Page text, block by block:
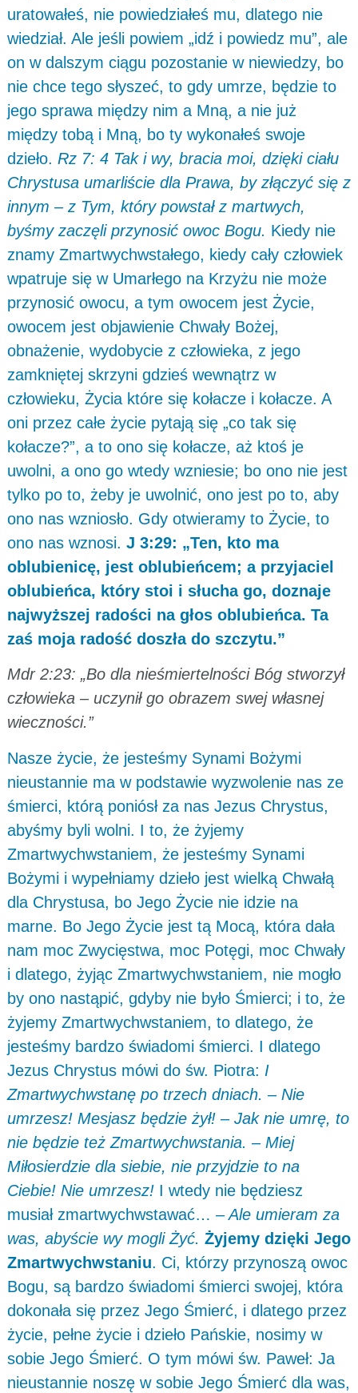
uratowałeś, nie powiedziałeś mu, dlatego nie
wiedział. Ale jeśli powiem „idź i powiedz mu”, ale
on w dalszym ciągu pozostanie w niewiedzy, bo
nie chce tego słyszeć, to gdy umrze, będzie to
jego sprawa między nim a Mną, a nie już
między tobą i Mną, bo ty wykonałeś swoje
dzieło. Rz 7: 4 Tak i wy, bracia moi, dzięki ciału
Chrystusa umarliście dla Prawa, by złączyć się z
innym – z Tym, który powstał z martwych,
byśmy zaczęli przynosić owoc Bogu. Kiedy nie
znamy Zmartwychwstałego, kiedy cały człowiek
wpatruje się w Umarłego na Krzyżu nie może
przynosić owocu, a tym owocem jest Życie,
owocem jest objawienie Chwały Bożej,
obnażenie, wydobycie z człowieka, z jego
zamkniętej skrzyni gdzieś wewnątrz w
człowieku, Życia które się kołacze i kołacze. A
oni przez całe życie pytają się „co tak się
kołacze?”, a to ono się kołacze, aż ktoś je
uwolni, a ono go wtedy wzniesie; bo ono nie jest
tylko po to, żeby je uwolnić, ono jest po to, aby
ono nas wzniosło. Gdy otwieramy to Życie, to
ono nas wznosi. J 3:29: „Ten, kto ma
oblubienicę, jest oblubieńcem; a przyjaciel
oblubieńca, który stoi i słucha go, doznaje
najwyższej radości na głos oblubieńca. Ta
zaś moja radość doszła do szczytu.”
Mdr 2:23: „Bo dla nieśmiertelności Bóg stworzył
człowieka – uczynił go obrazem swej własnej
wieczności.”
Nasze życie, że jesteśmy Synami Bożymi
nieustannie ma w podstawie wyzwolenie nas ze
śmierci, którą poniósł za nas Jezus Chrystus,
abyśmy byli wolni. I to, że żyjemy
Zmartwychwstaniem, że jesteśmy Synami
Bożymi i wypełniamy dzieło jest wielką Chwałą
dla Chrystusa, bo Jego Życie nie idzie na
marne. Bo Jego Życie jest tą Mocą, która dała
nam moc Zwycięstwa, moc Potęgi, moc Chwały
i dlatego, żyjąc Zmartwychwstaniem, nie mogło
by ono nastąpić, gdyby nie było Śmierci; i to, że
żyjemy Zmartwychwstaniem, to dlatego, że
jesteśmy bardzo świadomi śmierci. I dlatego
Jezus Chrystus mówi do św. Piotra: I
Zmartwychwstanę po trzech dniach. – Nie
umrzesz! Mesjasz będzie żył! – Jak nie umrę, to
nie będzie też Zmartwychwstania. – Miej
Miłosierdzie dla siebie, nie przyjdzie to na
Ciebie! Nie umrzesz!I wtedy nie będziesz
musiał zmartwychwstawać… – Ale umieram za
was, abyście wy mogli Żyć. Żyjemy dzięki Jego
Zmartwychwstaniu. Ci, którzy przynoszą owoc
Bogu, są bardzo świadomi śmierci swojej, która
dokonała się przez Jego Śmierć, i dlatego przez
życie, pełne życie i dzieło Pańskie, nosimy w
sobie Jego Śmierć. O tym mówi św. Paweł: Ja
nieustannie noszę w sobie Jego Śmierć dla was,